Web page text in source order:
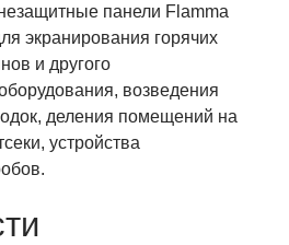
панели Flamma
экранирования горячих
и другого
возведения
деления помещений на
устройства